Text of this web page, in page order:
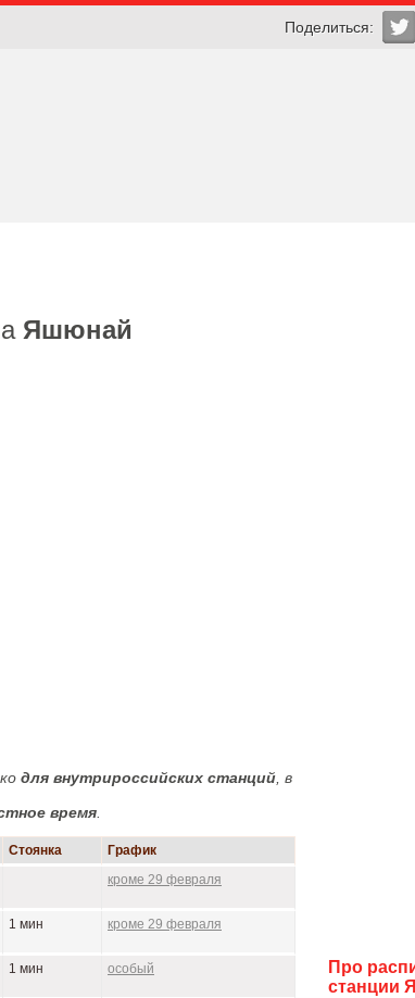
Поделиться:
Яшюнай
для внутрироссийских станций , в
время
Стоянка
График
кроме 29 февраля
1 мин кроме 29 февраля
1 мин особый
Про
станции